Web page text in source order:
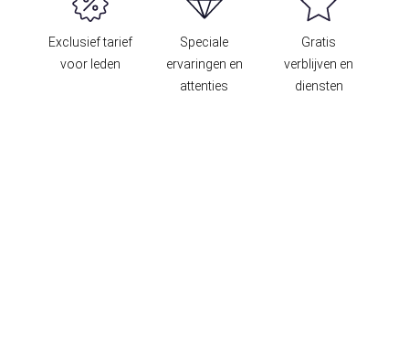
Exclusief tarief
voor leden
Speciale
ervaringen en
attenties
Gratis
verblijven en
diensten